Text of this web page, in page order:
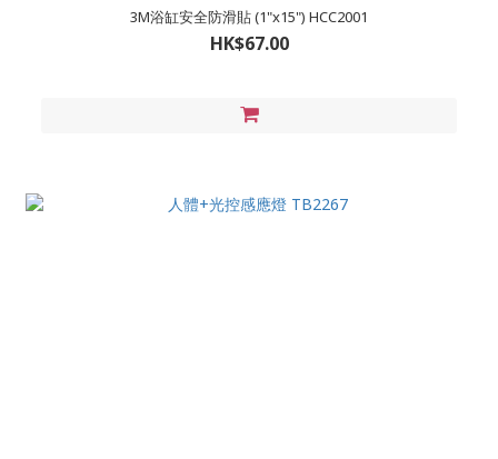
3M浴缸安全防滑貼 (1"x15") HCC2001
HK$67.00